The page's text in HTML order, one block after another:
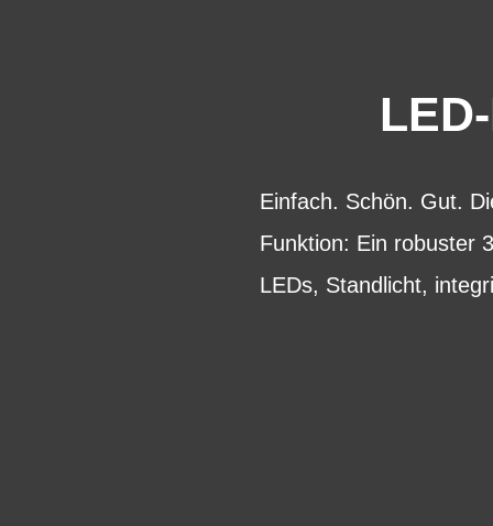
Einfach. Schön. Gut.
Funktion: Ein robuster
LEDs, Standlicht,